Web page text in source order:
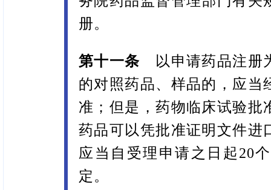
册。
第十一条 以申请药品注册
的对照药品、样品的，应当
准；但是，药物临床试验批
药品可以凭批准证明文件进
应当自受理申请之日起20
定。